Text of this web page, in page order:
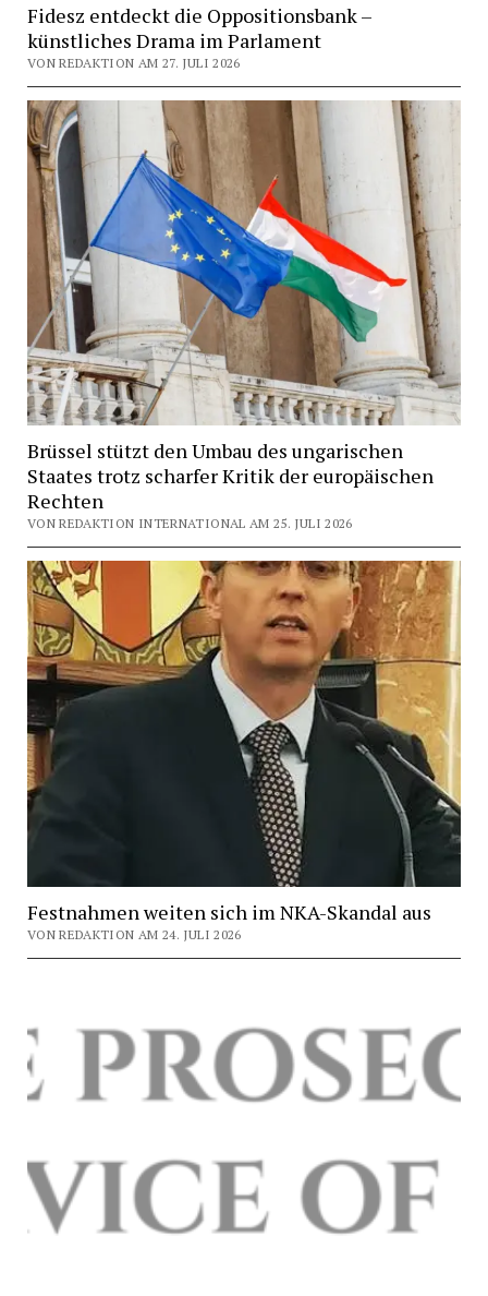
Fidesz entdeckt die Oppositionsbank –
künstliches Drama im Parlament
VON REDAKTION AM 27. JULI 2026
Brüssel stützt den Umbau des ungarischen
Staates trotz scharfer Kritik der europäischen
Rechten
VON REDAKTION INTERNATIONAL AM 25. JULI 2026
Festnahmen weiten sich im NKA-Skandal aus
VON REDAKTION AM 24. JULI 2026